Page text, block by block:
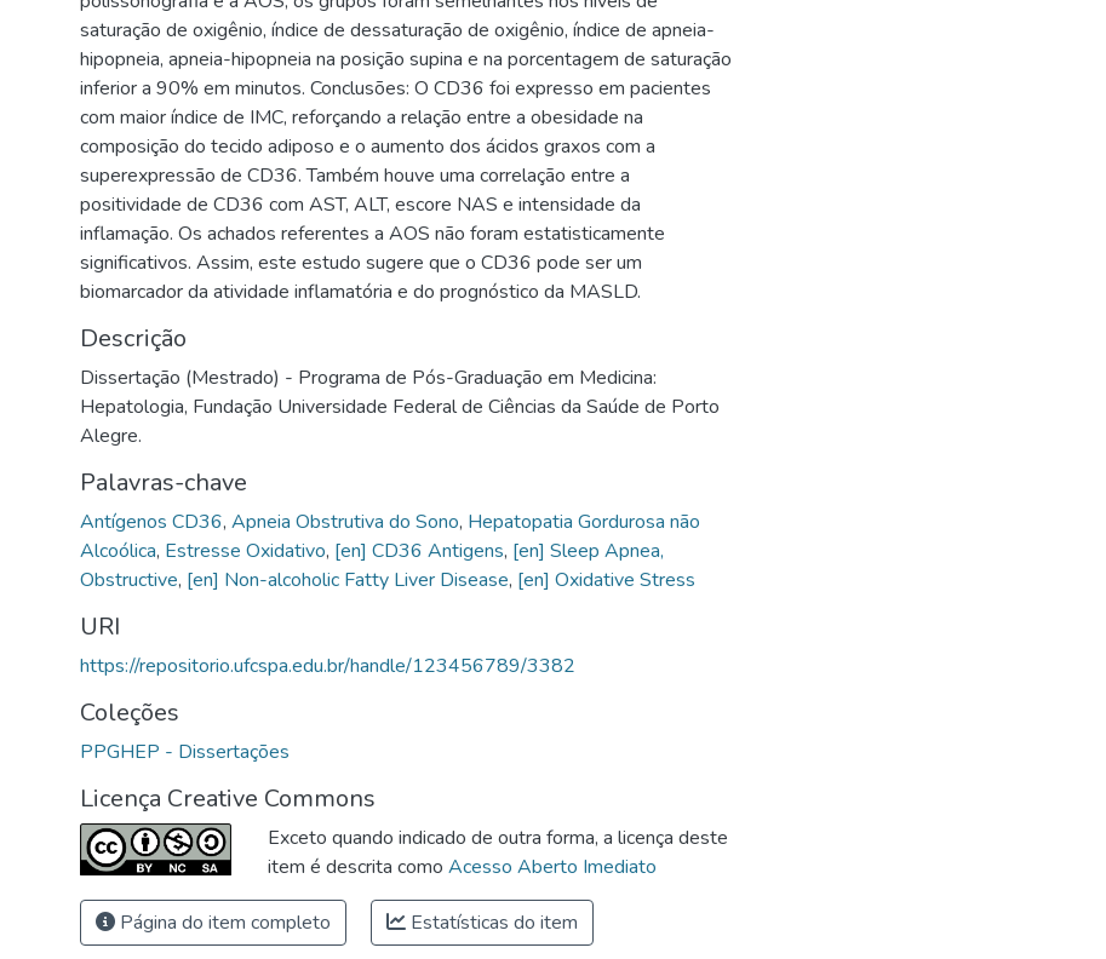
saturação de oxigênio, índice de dessaturação de oxigênio, índice de apneia-
hipopneia, apneia-hipopneia na posição supina e na porcentagem de saturação
inferior a 90% em minutos. Conclusões: O CD36 foi expresso em pacientes
com maior índice de IMC, reforçando a relação entre a obesidade na
composição do tecido adiposo e o aumento dos ácidos graxos com a
superexpressão de CD36. Também houve uma correlação entre a
positividade de CD36 com AST, ALT, escore NAS e intensidade da
inflamação. Os achados referentes a AOS não foram estatisticamente
significativos. Assim, este estudo sugere que o CD36 pode ser um
biomarcador da atividade inflamatória e do prognóstico da MASLD.
Descrição
Dissertação (Mestrado) - Programa de Pós-Graduação em Medicina:
Hepatologia, Fundação Universidade Federal de Ciências da Saúde de Porto
Alegre.
Palavras-chave
Antígenos CD36, Apneia Obstrutiva do Sono, Hepatopatia Gordurosa não
Alcoólica, Estresse Oxidativo, [en] CD36 Antigens, [en] Sleep Apnea,
Obstructive, [en] Non-alcoholic Fatty Liver Disease, [en] Oxidative Stress
URI
https://repositorio.ufcspa.edu.br/handle/123456789/3382
Coleções
PPGHEP - Dissertações
Licença Creative Commons
Exceto quando indicado de outra forma, a licença deste
item é descrita como Acesso Aberto Imediato
Página do item completo Estatísticas do item